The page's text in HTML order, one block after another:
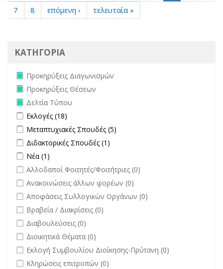
7
8 επόμενη › τελευταία »
ΚΑΤΗΓΟΡΙΑ
Remove Προκηρύξεις Διαγωνισμών filter
Προκηρύξεις Διαγωνισμών
Remove Προκηρύξεις Θέσεων filter
Προκηρύξεις Θέσεων
Remove Δελτία Τύπου filter
Δελτία Τύπου
Apply Εκλογές filter
Εκλογές (18)
Apply Μεταπτυχιακές Σπουδές filter
Μεταπτυχιακές Σπουδές (5)
Apply Διδακτορικές Σπουδές filter
Διδακτορικές Σπουδές (1)
Apply Νέα filter
Νέα (1)
undefined
Αλλοδαποί Φοιτητές/Φοιτήτριες (0)
undefined
Ανακοινώσεις άλλων φορέων (0)
undefined
Αποφάσεις Συλλογικών Οργάνων (0)
undefined
Βραβεία / Διακρίσεις (0)
undefined
Διαβουλεύσεις (0)
undefined
Διοικητικά Θέματα (0)
undefined
Εκλογή Συμβουλίου Διοίκησης-Πρύτανη (0)
undefined
Κληρώσεις επιτροπών (0)